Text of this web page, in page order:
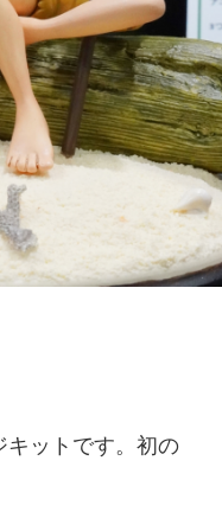
キットです。初の